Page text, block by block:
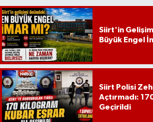
Siirt'in
Büyük Engel
Siirt Polisi
Açtırmadı:
Geçirildi